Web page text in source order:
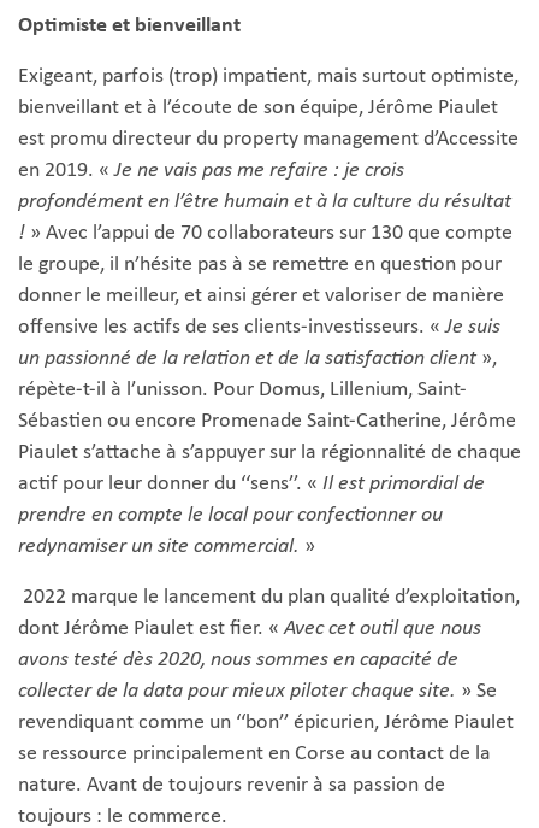
Optimiste et bienveillant
Exigeant, parfois (trop) impatient, mais surtout optimiste,
bienveillant et à l’écoute de son équipe, Jérôme Piaulet
est promu directeur du property management d’Accessite
en 2019. «Je ne vais pas me refaire : je crois
profondément en l’être humain et à la culture du résultat
! » Avec l’appui de 70 collaborateurs sur 130 que compte
le groupe, il n’hésite pas à se remettre en question pour
donner le meilleur, et ainsi gérer et valoriser de manière
offensive les actifs de ses clients-investisseurs. «Je suis
un passionné de la relation et de la satisfaction client»,
répète-t-il à l’unisson. Pour Domus, Lillenium, Saint-
Sébastien ou encore Promenade Saint-Catherine, Jérôme
Piaulet s’attache à s’appuyer sur la régionnalité de chaque
actif pour leur donner du ‘‘sens’’. « Il est primordial de
prendre en compte le local pour confectionner ou
redynamiser un site commercial. »
2022 marque le lancement du plan qualité d’exploitation,
dont Jérôme Piaulet est fier. «Avec cet outil que nous
avons testé dès 2020, nous sommes en capacité de
collecter de la data pour mieux piloter chaque site. » Se
revendiquant comme un ‘‘bon’’ épicurien, Jérôme Piaulet
se ressource principalement en Corse au contact de la
nature. Avant de toujours revenir à sa passion de
toujours : le commerce.